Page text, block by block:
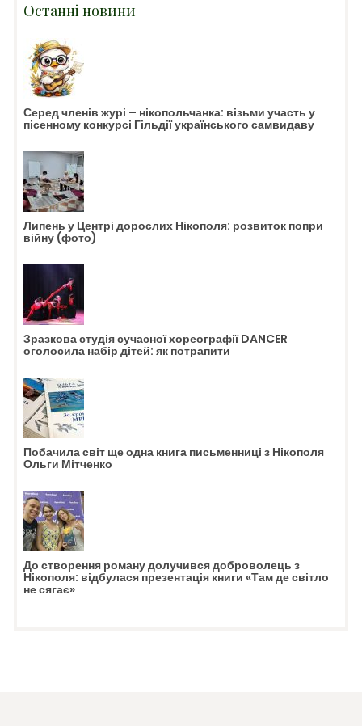
Останні новини
Серед членів журі – нікопольчанка: візьми участь у
пісенному конкурсі Гільдії українського самвидаву
Липень у Центрі дорослих Нікополя: розвиток попри
війну (фото)
Зразкова студія сучасної хореографії DANCER
оголосила набір дітей: як потрапити
Побачила світ ще одна книга письменниці з Нікополя
Ольги Мітченко
До створення роману долучився доброволець з
Нікополя: відбулася презентація книги «Там де світло
не сягає»